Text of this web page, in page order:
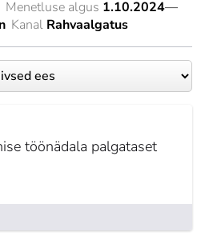
Menetluse algus 1.10.2024—
Kanal Rahvaalgatus
töönädala palgataset